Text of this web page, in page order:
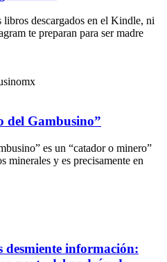
descargados en el Kindle, ni
te preparan para ser madre
del Gambusino”
es un “catador o minero”
minerales y es precisamente en
desmiente información: